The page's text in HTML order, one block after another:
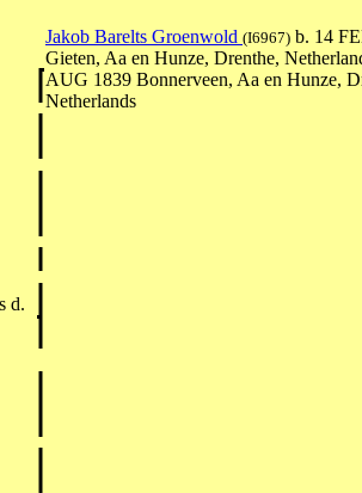
Jakob Barelts Groenwold (I6967) b. 14
Gieten, Aa en Hunze, Drenthe,
AUG 1839 Bonnerveen, Aa en Hunze,
Netherlands
d.